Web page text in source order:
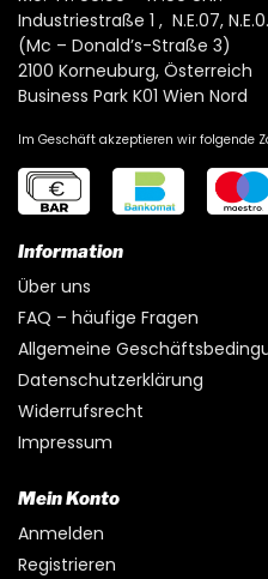
Industriestraße 1 , N.E.07,
(Mc – Donald’s-Straße 3)
2100 Korneuburg, Österreich
Business Park K01 Wien Nord
Im Geschäft akzeptieren wir folgende
Information
Über uns
FAQ – häufige Fragen
Allgemeine
Datenschutzerklärung
Widerrufsrecht
Impressum
Mein Konto
Anmelden
Registrieren